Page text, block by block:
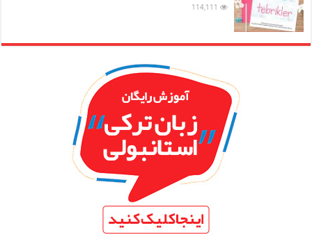
114,111